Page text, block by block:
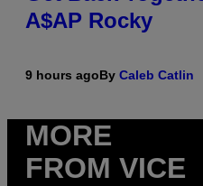
A$AP Rocky
9 hours agoBy Caleb Catlin
MORE
FROM VICE